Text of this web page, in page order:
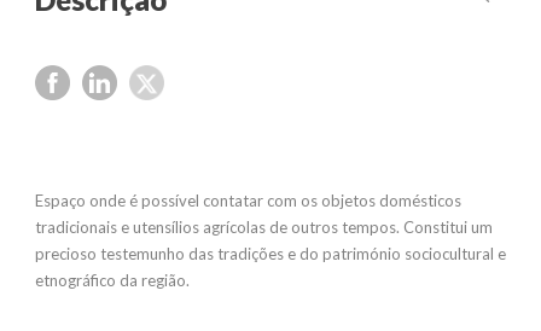
Espaço onde é possível contatar com os objetos domésticos
tradicionais e utensílios agrícolas de outros tempos. Constitui um
precioso testemunho das tradições e do património sociocultural e
etnográfico da região.